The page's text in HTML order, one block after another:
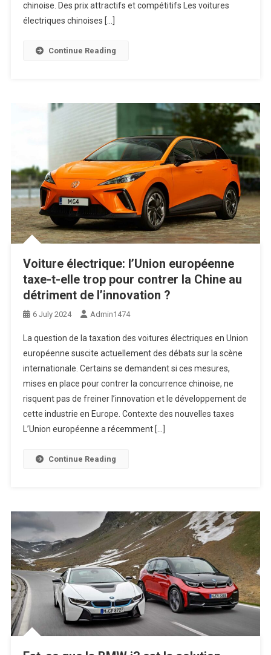
chinoise. Des prix attractifs et compétitifs Les voitures
électriques chinoises […]
Continue Reading
Voiture électrique: l’Union européenne
taxe-t-elle trop pour contrer la Chine au
détriment de l’innovation ?
6 July 2024 Admin1474
La question de la taxation des voitures électriques en Union
européenne suscite actuellement des débats sur la scène
internationale. Certains se demandent si ces mesures,
mises en place pour contrer la concurrence chinoise, ne
risquent pas de freiner l’innovation et le développement de
cette industrie en Europe. Contexte des nouvelles taxes
L’Union européenne a récemment […]
Continue Reading